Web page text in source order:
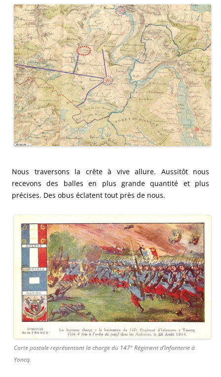
Nous traversons la crête à vive allure. Aussitôt nous
recevons des balles en plus grande quantité et plus
précises. Des obus éclatent tout près de nous.
Carte postale représentant la charge du 147° Régiment d’Infanterie à
Yoncq.